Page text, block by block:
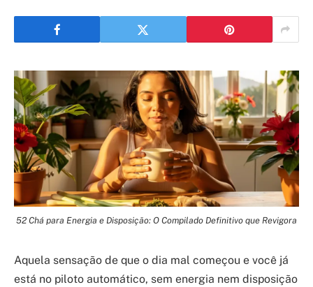
52 Chá para Energia e Disposição: O Compilado Definitivo que Revigora
Aquela sensação de que o dia mal começou e você já
está no piloto automático, sem energia nem disposição